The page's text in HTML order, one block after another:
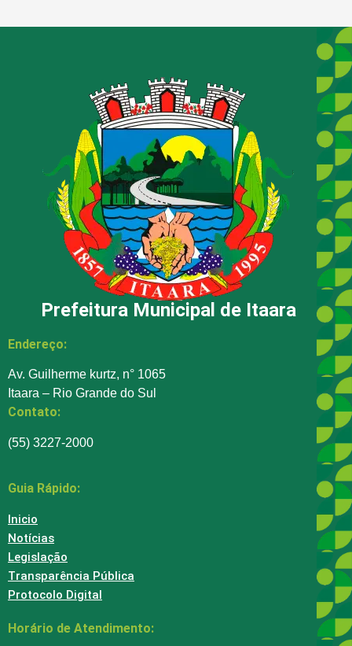
Prefeitura Municipal de Itaara
Endereço:
Av. Guilherme kurtz, n° 1065
Itaara – Rio Grande do Sul
Contato:
(55) 3227-2000
Guia Rápido:
Inicio
Notícias
Legislação
Transparência Pública
Protocolo Digital
Horário de Atendimento: